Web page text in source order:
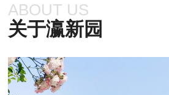
ABOUT US
关于瀛新园